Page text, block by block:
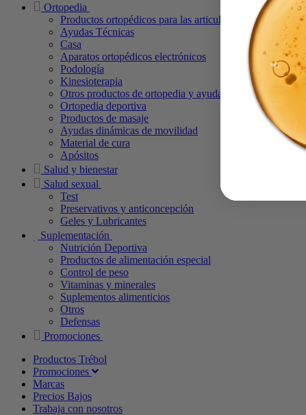
Ortopedia
Productos ortopédicos para las articulaciones
Ayudas Técnicas
Casa
Aparatos ortopédicos electrónicos
Podología
Kinesioterapia
Otros productos de ortopedia y ayudas técnicas
Ortopedia deportiva
Productos de masaje
Ayudas dinámicas de movilidad
Material de cura
Apósitos
Salud y bienestar
Salud sexual
Test
Preservativos y anticoncepción
Geles y Lubricantes
Suplementación
Nutrición Deportiva
Productos de alimentación especial
Control de peso
Vitaminas y minerales
Suplementos alimenticios
Otros
Defensas
Promociones
Productos Trébol
Promociones
Marcas
Precios Bajos
Trabaja con nosotros